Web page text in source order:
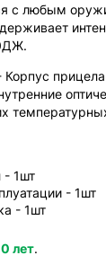
с любым
Корпус
- 1шт
- 1шт
- 1шт
лет.